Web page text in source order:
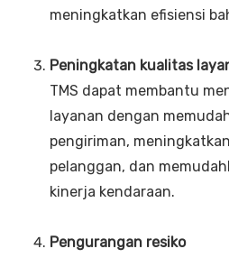
meningkatkan efisiensi
Peningkatan kualitas
TMS dapat membantu
layanan dengan
pengiriman,
pelanggan, dan
kinerja kendaraan.
Pengurangan resiko